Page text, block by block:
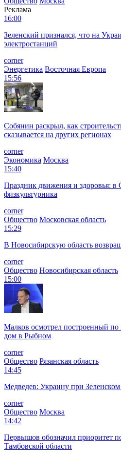
Реклама
16:00
Зеленский признался, что на
электростанций
corner
Энергетика Восточная Европа
15:56
Собянин раскрыл, как
сказывается на других регионах
corner
Экономика Москва
15:40
Праздник движения и здоровья:
физкультурника
corner
Общество Московская область
15:29
В Новосибирскую область
corner
Общество Новосибирская область
15:00
Малков осмотрел построенный по
дом в Рыбном
corner
Общество Рязанская область
14:45
Медведев: Украину при
corner
Общество Москва
14:42
Первышов обозначил приоритет
Тамбовской области